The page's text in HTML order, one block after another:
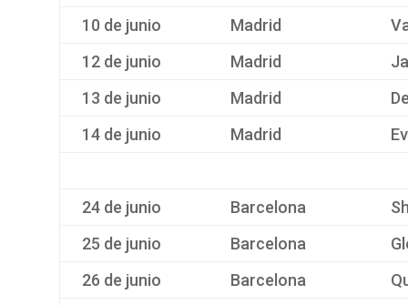
10 de junio
Madrid
12 de junio
Madrid
13 de junio
Madrid
14 de junio
Madrid
24 de junio Barcelona
25 de junio
Barcelona
26 de junio
Barcelona